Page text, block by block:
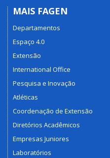
MAIS FAGEN
Departamentos
Espaço 4.0
Extensão
International Office
Pesquisa e Inovação
Atléticas
Coordenação de Extensão
Diretórios Acadêmicos
Empresas Juniores
Laboratórios